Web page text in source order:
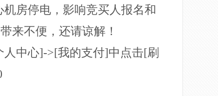
机房停电，影响竞买人报名和
来不便，还请谅解！
人中心]->[我的支付]中点击[刷